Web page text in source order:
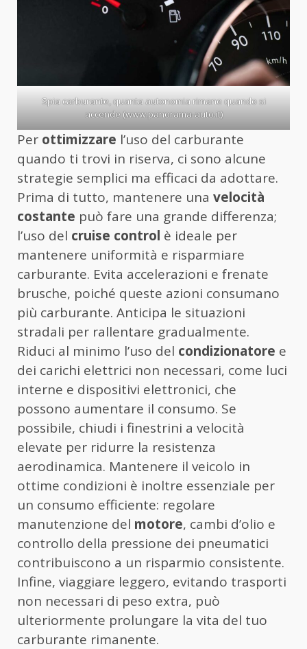
Spia carburante, quanta autonomia rimane quando si
accende (www.panorama-auto.it)
Per ottimizzare l’uso del carburante
quando ti trovi in riserva, ci sono alcune
strategie semplici ma efficaci da adottare.
Prima di tutto, mantenere una velocità
costante può fare una grande differenza;
l’uso del cruise control è ideale per
mantenere uniformità e risparmiare
carburante. Evita accelerazioni e frenate
brusche, poiché queste azioni consumano
più carburante. Anticipa le situazioni
stradali per rallentare gradualmente.
Riduci al minimo l’uso del condizionatore e
dei carichi elettrici non necessari, come luci
interne e dispositivi elettronici, che
possono aumentare il consumo. Se
possibile, chiudi i finestrini a velocità
elevate per ridurre la resistenza
aerodinamica. Mantenere il veicolo in
ottime condizioni è inoltre essenziale per
un consumo efficiente: regolare
manutenzione del motore, cambi d’olio e
controllo della pressione dei pneumatici
contribuiscono a un risparmio consistente.
Infine, viaggiare leggero, evitando trasporti
non necessari di peso extra, può
ulteriormente prolungare la vita del tuo
carburante rimanente.